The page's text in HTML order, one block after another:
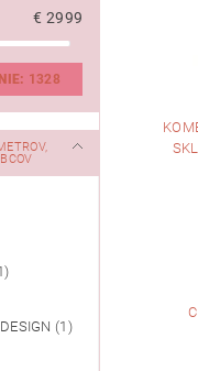
€2999
1328
(1)